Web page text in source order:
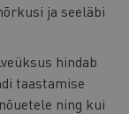
ja seeläbi
hindab
taastamise
ning kui